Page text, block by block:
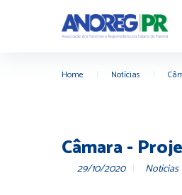
Home Notícias
Câmara -
29/10/2020 Notícias